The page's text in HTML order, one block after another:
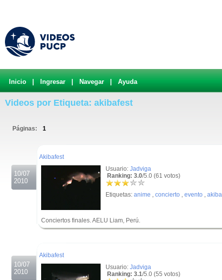
Inicio Ingresar Navegar Ayuda
Videos por Etiqueta: akibafest
Páginas: 1
10/07
2010
Akibafest
Usuario: Jadviga
Ranking: 3.0/5.0 (61 votos)
Etiquetas: anime , concierto , evento ,
Conciertos finales. AELU Liam, Perú.
10/07
2010
Akibafest
Usuario: Jadviga
Ranking: 3.1/5.0 (55 votos)